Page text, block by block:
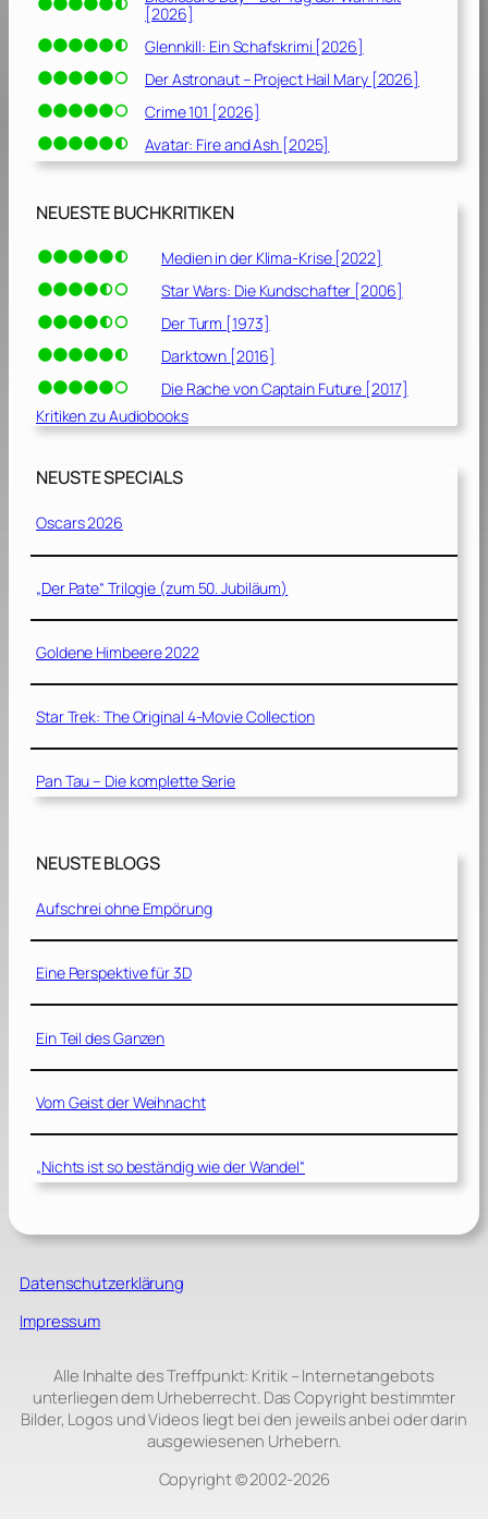
[2026]
Glennkill: Ein Schafskrimi [2026]
Der Astronaut – Project Hail Mary [2026]
Crime 101 [2026]
Avatar: Fire and Ash [2025]
NEUESTE BUCHKRITIKEN
Medien in der Klima-Krise [2022]
Star Wars: Die Kundschafter [2006]
Der Turm [1973]
Darktown [2016]
Die Rache von Captain Future [2017]
Kritiken zu Audiobooks
NEUSTE SPECIALS
Oscars 2026
„Der Pate“ Trilogie (zum 50. Jubiläum)
Goldene Himbeere 2022
Star Trek: The Original 4-Movie Collection
Pan Tau – Die komplette Serie
NEUSTE BLOGS
Aufschrei ohne Empörung
Eine Perspektive für 3D
Ein Teil des Ganzen
Vom Geist der Weihnacht
„Nichts ist so beständig wie der Wandel“
Datenschutzerklärung
Impressum
Alle Inhalte des Treffpunkt: Kritik – Internetangebots
unterliegen dem Urheberrecht. Das Copyright bestimmter
Bilder, Logos und Videos liegt bei den jeweils anbei oder darin
ausgewiesenen Urhebern.
Copyright © 2002‑2026